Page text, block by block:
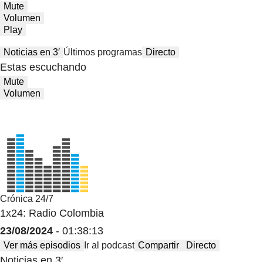
Mute
Volumen
Play
Noticias en 3′ Últimos programas Directo
Estas escuchando
Mute
Volumen
Crónica 24/7
1x24: Radio Colombia
23/08/2024 - 01:38:13
Ver más episodios Ir al podcast Compartir Directo